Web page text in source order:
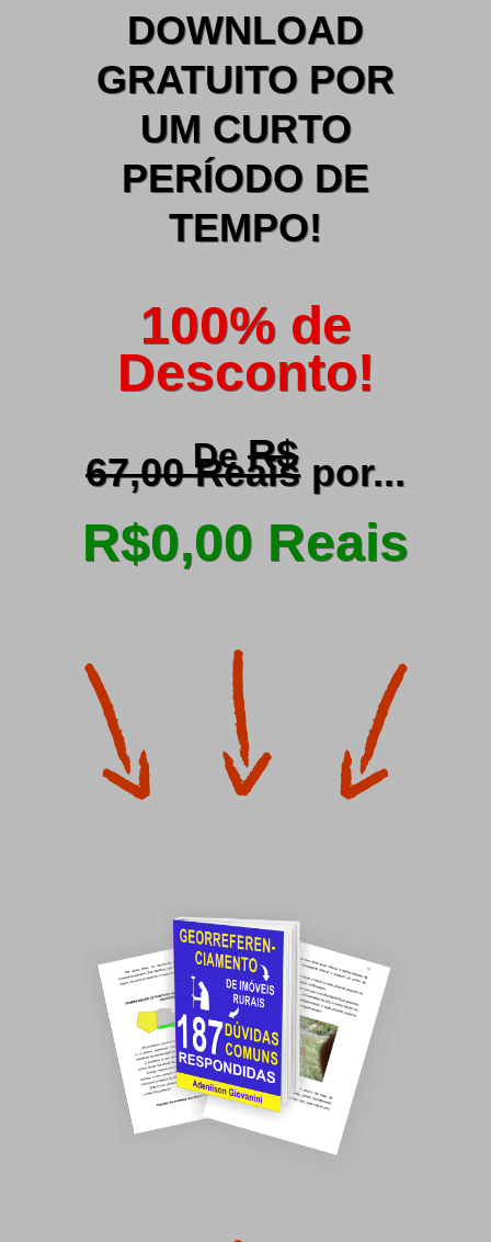
DOWNLOAD
GRATUITO POR
UM CURTO
PERÍODO DE
TEMPO!
100% de
Desconto!
De R$
67,00 Reaispor...
R$0,00 Reais